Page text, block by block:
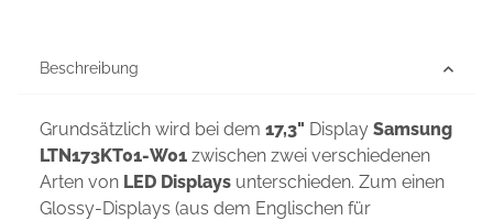
Beschreibung
Grundsätzlich wird bei dem 17,3" Display Samsung
LTN173KT01-W01 zwischen zwei verschiedenen
Arten von LED Displays unterschieden. Zum einen
Glossy-Displays (aus dem Englischen für